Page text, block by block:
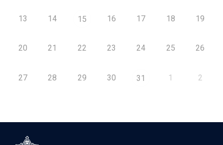
13 14 15 16 17 18 19
20 21 22 23 24 25 26
27 28 29 30 31 1 2